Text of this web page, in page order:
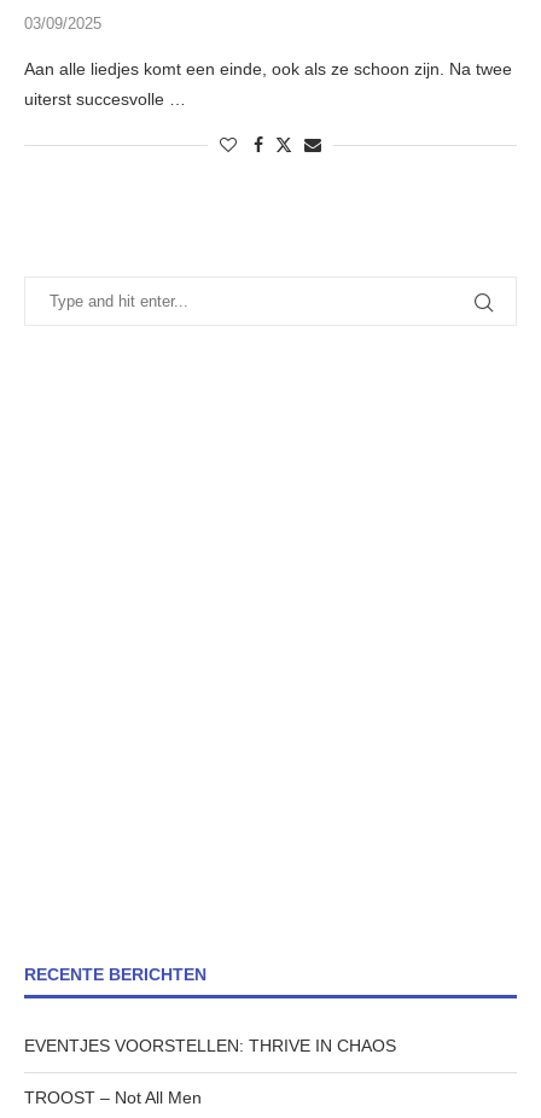
03/09/2025
Aan alle liedjes komt een einde, ook als ze schoon zijn. Na twee
uiterst succesvolle …
RECENTE BERICHTEN
EVENTJES VOORSTELLEN: THRIVE IN CHAOS
TROOST – Not All Men